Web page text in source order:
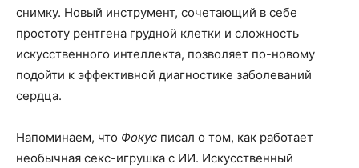
снимку. Новый инструмент, сочетающий в себе
простоту рентгена грудной клетки и сложность
искусственного интеллекта, позволяет по-новому
подойти к эффективной диагностике заболеваний
сердца.
Напоминаем, что Фокус писал о том, как работает
необычная секс-игрушка с ИИ. Искусственный